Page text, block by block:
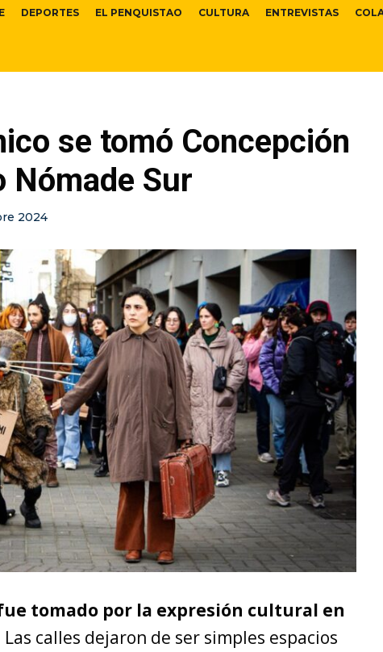
DEPORTES EL PENQUISTAO CULTURA ENTREVISTAS
se tomó Concepción
Nómade Sur
2024
tomado por la expresión cultural en
Las calles dejaron de ser simples espacios